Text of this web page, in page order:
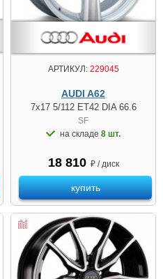
АРТИКУЛ:229045
AUDI A62
7x17 5/112 ET42 DIA 66.6
SF
на складе 8 шт.
18 810 ₽ / диск
купить